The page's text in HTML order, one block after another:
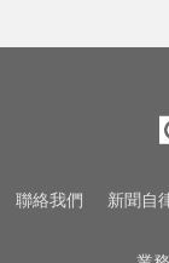
足協
比
最
高市
聯絡我們 新聞自